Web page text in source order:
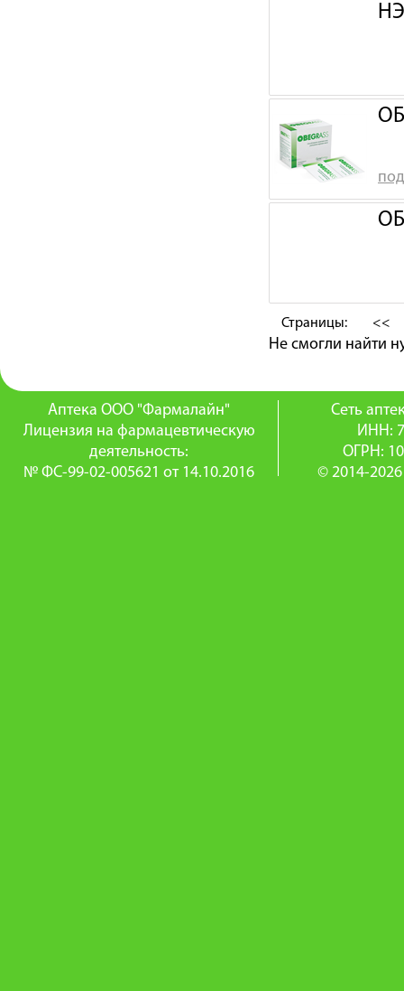
Страницы: <<
Не смогли найти
Аптека ООО "Фармалайн"
Лицензия на фармацевтическую
деятельность:
№ ФС-99-02-005621 от 14.10.2016
Сеть
ИНН:
ОГРН:
© 2014-